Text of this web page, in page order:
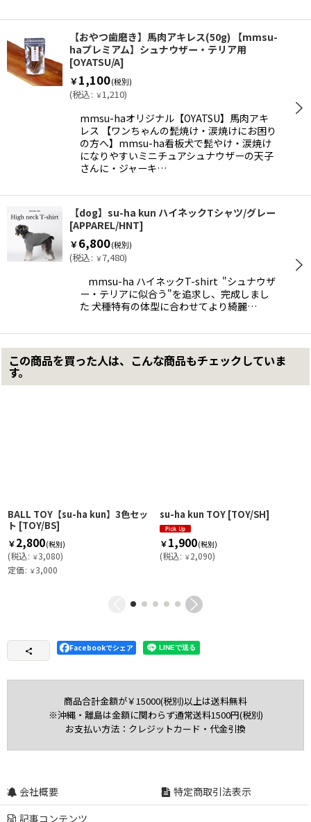
【おやつ歯磨き】馬肉アキレス(50g) 【mmsu-
haプレミアム】シュナウザー・テリア用
[OYATSU/A]
￥1,100(税別)
(税込: ￥1,210)
mmsu-haオリジナル【OYATSU】馬肉アキ
レス 【ワンちゃんの髭焼け・涙焼けにお困り
の方へ】mmsu-ha看板犬で髭やけ・涙焼け
になりやすいミニチュアシュナウザーの天子
さんに・ジャーキ…
【dog】su-ha kun ハイネックTシャツ/グレー
[APPAREL/HNT]
￥6,800(税別)
(税込: ￥7,480)
mmsu-ha ハイネックT-shirt "シュナウザ
ー・テリアに似合う"を追求し、完成しまし
た 犬種特有の体型に合わせてより綺麗…
この商品を買った人は、こんな商品もチェックしていま
す。
BALL TOY【su-ha kun】3色セッ
ト [TOY/BS]
￥2,800(税別)
(税込: ￥3,080)
定価: ￥3,000
su-ha kun TOY [TOY/SH]
￥1,900(税別)
(税込: ￥2,090)
Facebookでシェア
商品合計金額が￥15000(税別)以上は送料無料
※沖縄・離島は金額に関わらず通常送料1500円(税別)
お支払い方法：クレジットカード・代金引換
会社概要
特定商取引法表示
記事コンテンツ